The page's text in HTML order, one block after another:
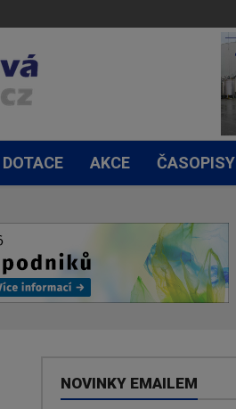
DOTACE AKCE ČASOPISY
NOVINKY EMAILEM